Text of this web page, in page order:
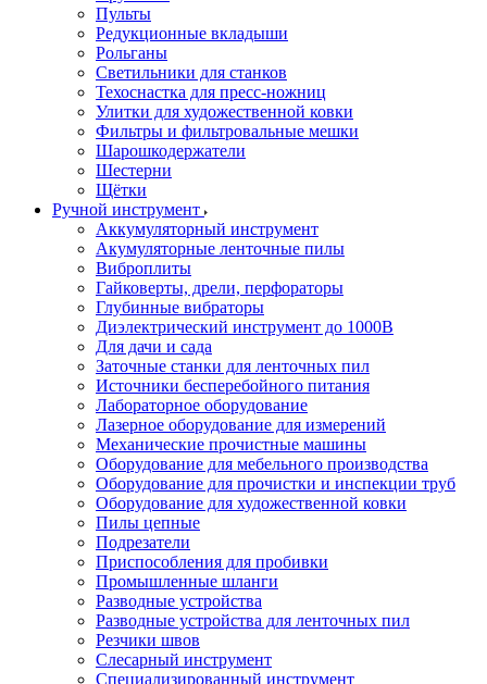
Пульты
Редукционные вкладыши
Рольганы
Светильники для станков
Техоснастка для пресс-ножниц
Улитки для художественной ковки
Фильтры и фильтровальные мешки
Шарошкодержатели
Шестерни
Щётки
Ручной инструмент
Аккумуляторный инструмент
Акумуляторные ленточные пилы
Виброплиты
Гайковерты, дрели, перфораторы
Глубинные вибраторы
Диэлектрический инструмент до 1000В
Для дачи и сада
Заточные станки для ленточных пил
Источники бесперебойного питания
Лабораторное оборудование
Лазерное оборудование для измерений
Механические прочистные машины
Оборудование для мебельного производства
Оборудование для прочистки и инспекции труб
Оборудование для художественной ковки
Пилы цепные
Подрезатели
Приспособления для пробивки
Промышленные шланги
Разводные устройства
Разводные устройства для ленточных пил
Резчики швов
Слесарный инструмент
Специализированный инструмент